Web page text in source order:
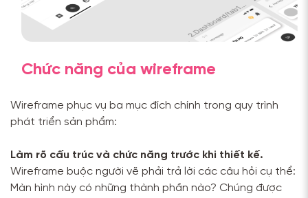
Chức năng của wireframe
Wireframe phục vụ ba mục đích chính trong quy trình
phát triển sản phẩm:
Làm rõ cấu trúc và chức năng trước khi thiết kế.
Wireframe buộc người vẽ phải trả lời các câu hỏi cụ thể:
Màn hình này có những thành phần nào? Chúng được